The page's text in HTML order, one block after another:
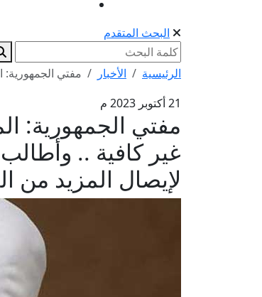
البحث المتقدم
الرئيسية الأخبار
مفتي
21 أكتوبر 2023 م
مفتي الجمهورية:
غير كافية ..
لإيصال المزيد من